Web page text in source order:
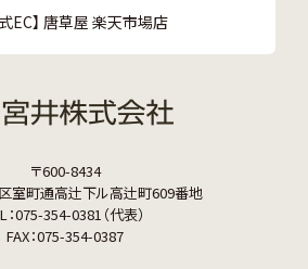
式EC】 唐草屋 楽天市場店
〒600-8434
室町通高辻下ル高辻町609番地
：075-354-0381（代表）
FAX：075-354-0387